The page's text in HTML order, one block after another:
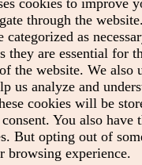
cookies to improve
through the
categorized as
they are essential for
the website. We also
us analyze and
cookies will be
You also have
But opting out of
browsing experience.